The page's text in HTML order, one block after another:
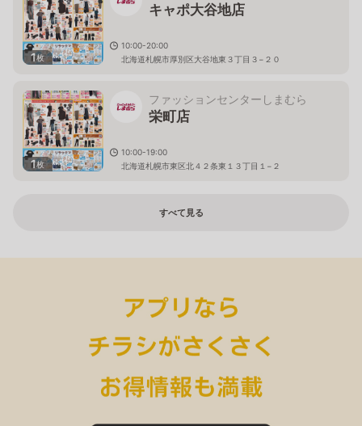
1枚
キャポ大谷地店
10:00-20:00
北海道札幌市厚別区大谷地東３丁目３−２０
1枚
ファッションセンターしまむら
栄町店
10:00-19:00
北海道札幌市東区北４２条東１３丁目１−２
すべて見る